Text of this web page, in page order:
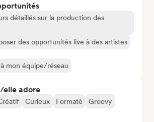
détaillés sur la production des
des opportunités live à des artistes
mon équipe/réseau
elle adore
Curieux Formaté
Groovy